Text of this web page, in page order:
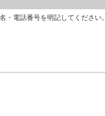
・電話番号を明記してください。